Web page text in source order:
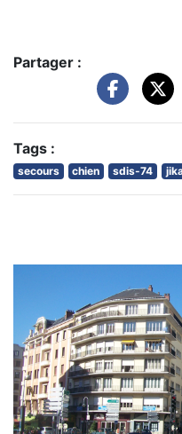
Partager :
Tags :
secours chien sdis-74